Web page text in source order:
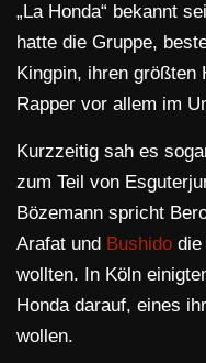
„La Honda“ bekannt
hatte die Gruppe,
Kingpin, ihren
Rapper vor allem im
Kurzzeitig sah es
zum Teil von
Bözemann spricht
Arafat und Bushido die
wollten. In Köln
Honda darauf, eines
wollen.